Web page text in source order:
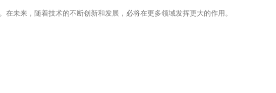
未来，随着技术的不断创新和发展，必将在更多领域发挥更大的作用。